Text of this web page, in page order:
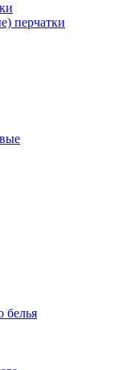
перчатки
белья